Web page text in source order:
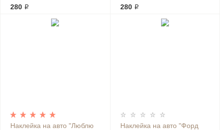
280 ₽ 280 ₽
Наклейка на авто "Люблю
Наклейка на авто "Форд